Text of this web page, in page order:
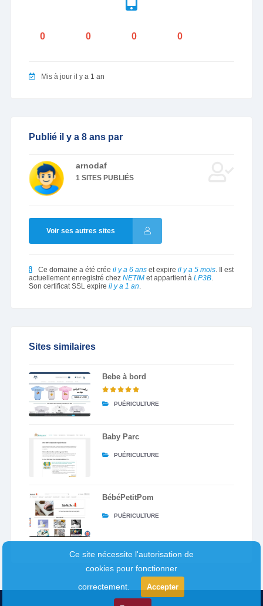
0 0 0 0
Mis à jour il y a 1 an
Publié il y a 8 ans par
arnodaf
1 SITES PUBLIÉS
Voir ses autres sites
Ce domaine a été crée il y a 6 anset expire il y a 5 mois. Il est
actuellement enregistré chez NETIMet appartient à LP3B.
Son certificat SSL expire il y a 1 an.
Sites similaires
Bebe à bord
PUÉRICULTURE
Baby Parc
PUÉRICULTURE
BébéPetitPom
PUÉRICULTURE
Ce site nécessite l'autorisation de
cookies pour fonctionner
correctement.
Accepter